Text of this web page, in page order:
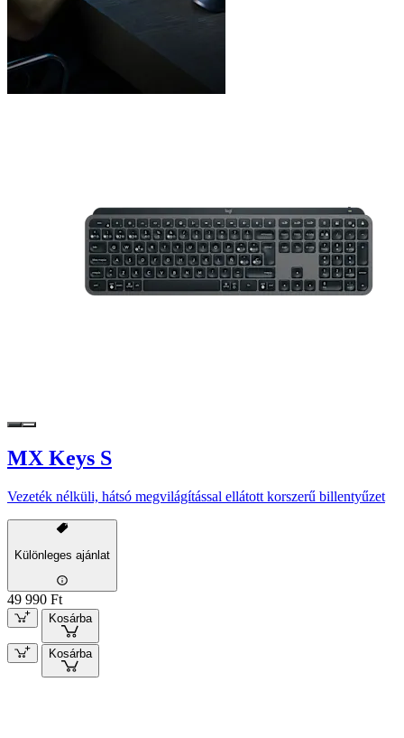
MX Keys S
Vezeték nélküli, hátsó megvilágítással ellátott korszerű billentyűzet
Különleges ajánlat
49 990 Ft
Kosárba
Kosárba